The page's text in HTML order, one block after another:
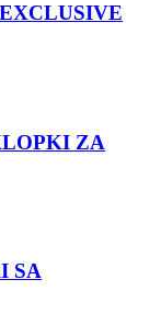
ZA
SA